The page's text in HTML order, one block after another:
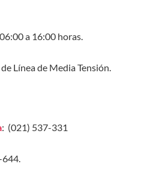
a 16:00 horas.
Línea de Media Tensión.
: (021) 537-331